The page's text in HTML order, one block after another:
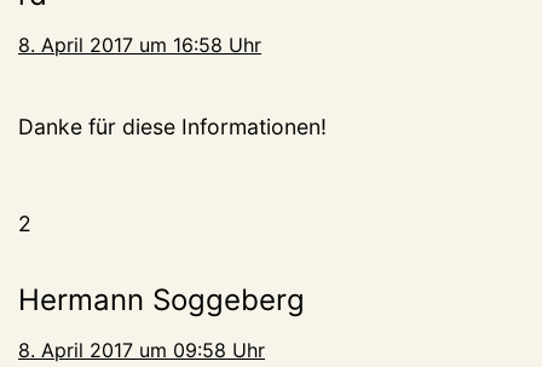
8. April 2017 um 16:58 Uhr
Danke für diese Informationen!
2
Hermann Soggeberg
8. April 2017 um 09:58 Uhr